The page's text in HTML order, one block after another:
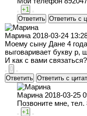
+1
Ответить Ответить с
Марина 2018-03-24
Моему сыну Дане 4
выговаривает букву
И как с вами
0
Ответить Ответить с
Марина 2018-03-25
Позвоните мне, тел.
+1